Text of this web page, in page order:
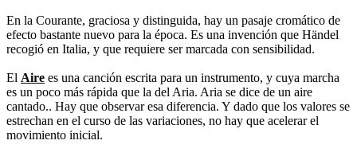
En la Courante, graciosa y distinguida, hay un pasaje cromático de
efecto bastante nuevo para la época. Es una invención que Händel
recogió en Italia, y que requiere ser marcada con sensibilidad.
El Aire es una canción escrita para un instrumento, y cuya marcha
es un poco más rápida que la del Aria. Aria se dice de un aire
cantado.. Hay que observar esa diferencia. Y dado que los valores se
estrechan en el curso de las variaciones, no hay que acelerar el
movimiento inicial.